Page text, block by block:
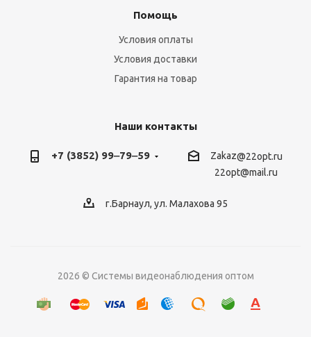
Помощь
Условия оплаты
Условия доставки
Гарантия на товар
Наши контакты
+7 (3852) 99‒79‒59 Zakaz@22opt.ru
22opt@mail.ru
г.Барнаул, ул. Малахова 95
2026 © Системы видеонаблюдения оптом